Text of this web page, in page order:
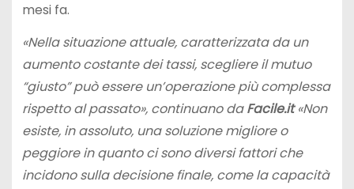
mesi fa.
«Nella situazione attuale, caratterizzata da un
aumento costante dei tassi, scegliere il mutuo
“giusto” può essere un’operazione più complessa
rispetto al passato», continuano daFacile.it «Non
esiste, in assoluto, una soluzione migliore o
peggiore in quanto ci sono diversi fattori che
incidono sulla decisione finale, come la capacità